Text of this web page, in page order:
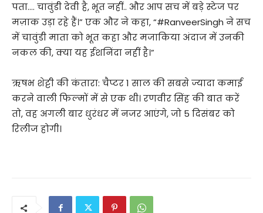
पता…. चावुंडी देवी है, भूत नहीं.. और आप सच में बड़े स्टेज पर
मज़ाक उड़ा रहे हैं।” एक और ने कहा, “#RanveerSingh ने सच
में चावुंडी माता को भूत कहा और मजाकिया अंदाज में उनकी
नकल की, क्या यह ईशनिंदा नहीं है।”
ऋषभ शेट्टी की कंतारा: चैप्टर 1 साल की सबसे ज्यादा कमाई
करने वाली फिल्मों में से एक थी। रणवीर सिंह की बात करें
तो, वह अगली बार धुरंधर में नजर आएंगे, जो 5 दिसंबर को
रिलीज होगी।